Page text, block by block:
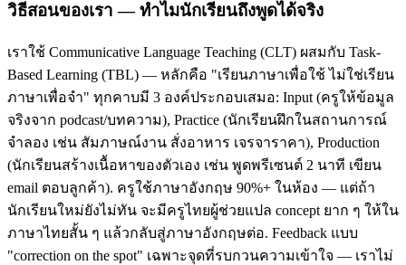
วิธีสอนของเรา — ทำไมนักเรียนถึงพูดได้จริง
เราใช้ Communicative Language Teaching (CLT) ผสมกับ Task-
Based Learning (TBL) — หลักคือ "เรียนภาษาเพื่อใช้ ไม่ใช่เรียน
ภาษาเพื่อจำ" ทุกคาบมี 3 องค์ประกอบเสมอ: Input (ครูให้ข้อมูล
จริงจาก podcast/บทความ), Practice (นักเรียนฝึกในสถานการณ์
จำลอง เช่น สัมภาษณ์งาน สั่งอาหาร เจรจาราคา), Production
(นักเรียนสร้างเนื้อหาของตัวเอง เช่น พูดพรีเซนต์ 2 นาที เขียน
email ตอบลูกค้า). ครูใช้ภาษาอังกฤษ 90%+ ในห้อง — แต่ถ้า
นักเรียนใหม่ยังไม่ทัน จะมีครูไทยผู้ช่วยแปล concept ยาก ๆ ให้ใน
ภาษาไทยสั้น ๆ แล้วกลับสู่ภาษาอังกฤษต่อ. Feedback แบบ
"correction on the spot" เฉพาะจุดที่รบกวนความเข้าใจ — เราไม่